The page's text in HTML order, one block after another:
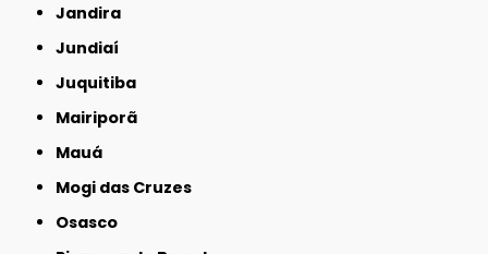
Jandira
Jundiaí
Juquitiba
Mairiporã
Mauá
Mogi das Cruzes
Osasco